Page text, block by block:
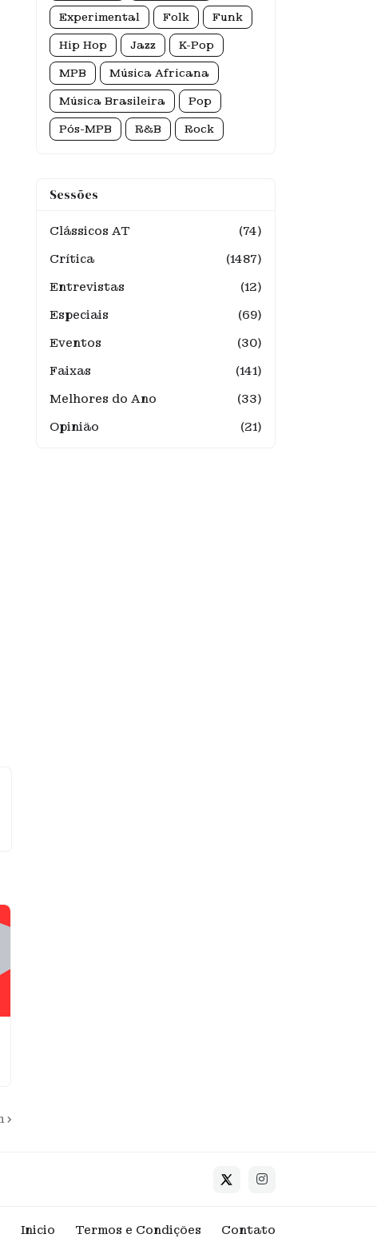
Experimental Folk Funk
Hip Hop Jazz K-Pop
MPB Música Africana
Música Brasileira Pop
Pós-MPB R&B Rock
Sessões
Clássicos AT
(74)
Crítica
(1487)
Entrevistas
(12)
Especiais
(69)
Eventos
(30)
Faixas
(141)
Melhores do Ano
(33)
Opinião
(21)
Inicio Termos e Condições Contato